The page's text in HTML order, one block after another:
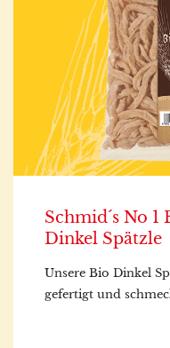
Schmid´s No 1
Dinkel Spätzle
Unsere Bio Dinkel
gefertigt und